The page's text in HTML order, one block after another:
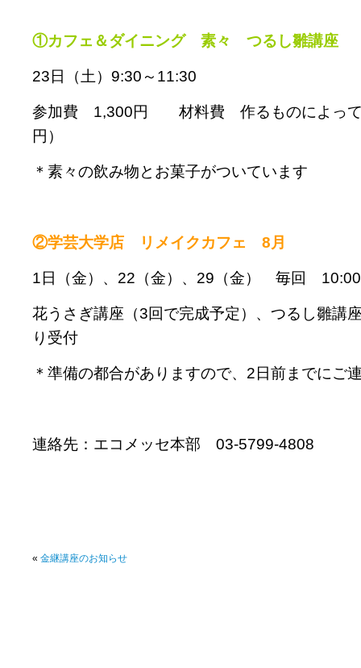
①カフェ＆ダイニング 素々 つるし雛講座
23日（土）9:30～11:30
参加費 1,300円 材料費 作るものによって
円）
＊素々の飲み物とお菓子がついています
②学芸大学店 リメイクカフェ 8月
1日（金）、22（金）、29（金） 毎回
花うさぎ講座（3回で完成予定）、つるし雛講
り受付
＊準備の都合がありますので、2日前までにご
連絡先：エコメッセ本部 03-5799-4808
« 金継講座のお知らせ